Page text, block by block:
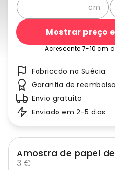
cm
Mostrar preço
Acrescente 7-10 cm
Fabricado na Suécia
Garantia de
Envio gratuito
Enviado em 2-5 dias
Amostra de papel
3 €